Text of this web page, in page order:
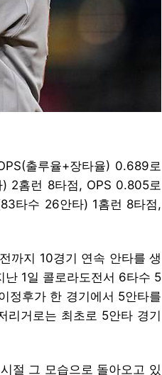
출루율+장타율) 0.689로
2홈런 8타점, OPS 0.805로
타수 26안타) 1홈런 8타점,
까지 10경기 연속 안타를 생
1일 콜로라도전서 6타수 5
정후가 한 경기에서 5안타를
리거로는 최초로 5안타 경기
절 그 모습으로 돌아오고 있